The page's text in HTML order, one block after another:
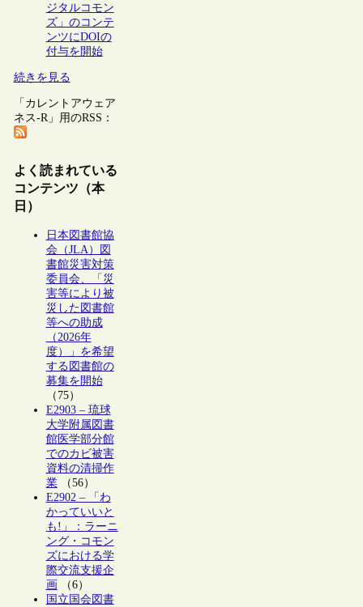
ジタルコモン
ズ」のコンテ
ンツにDOIの
付与を開始
続きを見る
「カレントアウェア
ネス-R」用のRSS：
よく読まれている
コンテンツ（本
日）
日本図書館協
会（JLA）図
書館災害対策
委員会、「災
害等により被
災した図書館
等への助成
（2026年
度）」を希望
する図書館の
募集を開始
（75）
E2903 – 琉球
大学附属図書
館医学部分館
でのカビ被害
資料の清掃作
業（56）
E2902 – 「わ
かっていいと
も!」：ラーニ
ング・コモン
ズにおける学
際交流支援企
画 （6）
国立国会図書